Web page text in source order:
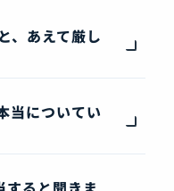
、あえて厳し
当についてい